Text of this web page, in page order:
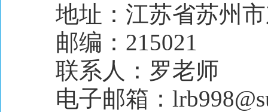
地址：江苏省苏州
邮编：215021
联系人：罗老
电子邮箱：